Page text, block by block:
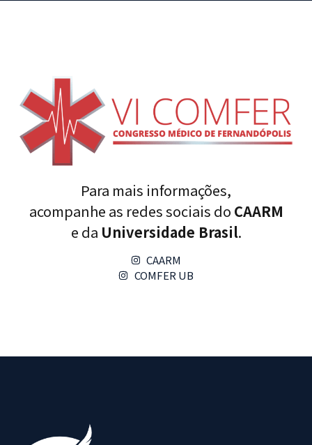
Para mais informações,
acompanhe as redes sociais do CAARM
e da Universidade Brasil.
CAARM
COMFER UB